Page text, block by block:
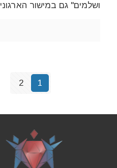
ושלמים" גם במישור הארגוני
1
2